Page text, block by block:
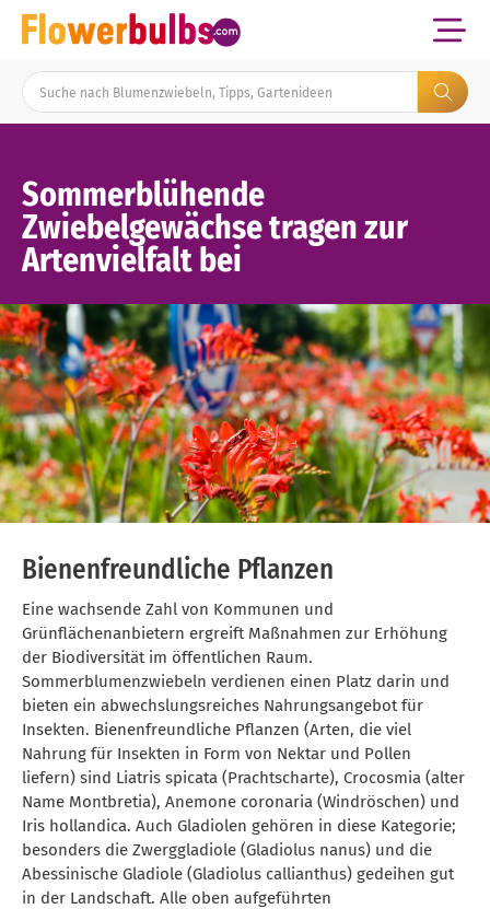
Sommerblühende
Zwiebelgewächse tragen zur
Artenvielfalt bei
Bienenfreundliche Pflanzen
Eine wachsende Zahl von Kommunen und
Grünflächenanbietern ergreift Maßnahmen zur Erhöhung
der Biodiversität im öffentlichen Raum.
Sommerblumenzwiebeln verdienen einen Platz darin und
bieten ein abwechslungsreiches Nahrungsangebot für
Insekten. Bienenfreundliche Pflanzen (Arten, die viel
Nahrung für Insekten in Form von Nektar und Pollen
liefern) sind Liatris spicata (Prachtscharte), Crocosmia (alter
Name Montbretia), Anemone coronaria (Windröschen) und
Iris hollandica. Auch Gladiolen gehören in diese Kategorie;
besonders die Zwerggladiole (Gladiolus nanus) und die
Abessinische Gladiole (Gladiolus callianthus) gedeihen gut
in der Landschaft. Alle oben aufgeführten